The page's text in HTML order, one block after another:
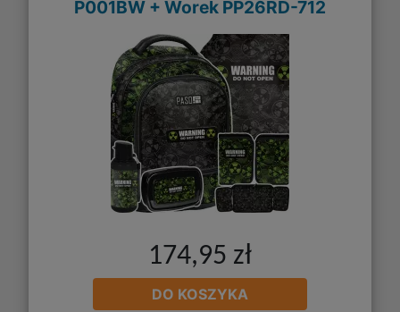
P001BW + Worek PP26RD-712
174,95 zł
DO KOSZYKA